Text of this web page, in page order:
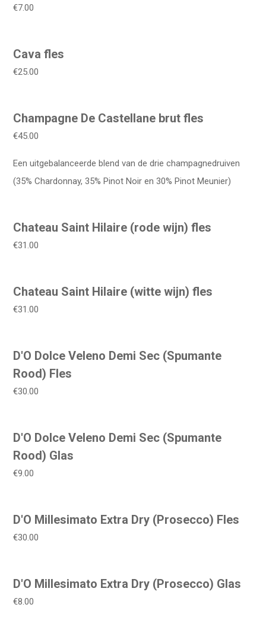
€7.00
Cava fles
€25.00
Champagne De Castellane brut fles
€45.00
Een uitgebalanceerde blend van de drie champagnedruiven
(35% Chardonnay, 35% Pinot Noir en 30% Pinot Meunier)
Chateau Saint Hilaire (rode wijn) fles
€31.00
Chateau Saint Hilaire (witte wijn) fles
€31.00
D'O Dolce Veleno Demi Sec (Spumante
Rood) Fles
€30.00
D'O Dolce Veleno Demi Sec (Spumante
Rood) Glas
€9.00
D'O Millesimato Extra Dry (Prosecco) Fles
€30.00
D'O Millesimato Extra Dry (Prosecco) Glas
€8.00